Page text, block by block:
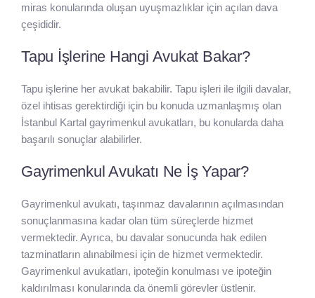
miras konularında oluşan uyuşmazlıklar için açılan dava
çeşididir.
Tapu İşlerine Hangi Avukat Bakar?
Tapu işlerine her avukat bakabilir. Tapu işleri ile ilgili davalar,
özel ihtisas gerektirdiği için bu konuda uzmanlaşmış olan
İstanbul Kartal gayrimenkul avukatları, bu konularda daha
başarılı sonuçlar alabilirler.
Gayrimenkul Avukatı Ne İş Yapar?
Gayrimenkul avukatı, taşınmaz davalarının açılmasından
sonuçlanmasına kadar olan tüm süreçlerde hizmet
vermektedir. Ayrıca, bu davalar sonucunda hak edilen
tazminatların alınabilmesi için de hizmet vermektedir.
Gayrimenkul avukatları, ipoteğin konulması ve ipoteğin
kaldırılması konularında da önemli görevler üstlenir.